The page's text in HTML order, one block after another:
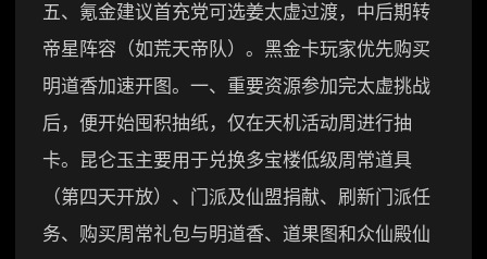
五、氪金建议首充党可选姜太虚过渡，中后期转
帝星阵容（如荒天帝队）。黑金卡玩家优先购买
明道香加速开图。一、重要资源参加完太虚挑战
后，便开始囤积抽纸，仅在天机活动周进行抽
卡。昆仑玉主要用于兑换多宝楼低级周常道具
（第四天开放）、门派及仙盟捐献、刷新门派任
务、购买周常礼包与明道香、道果图和众仙殿仙